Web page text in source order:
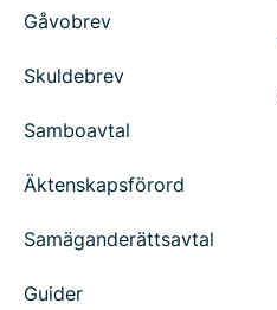
Gåvobrev
Skuldebrev
Samboavtal
Äktenskapsförord
Samäganderättsavtal
Guider